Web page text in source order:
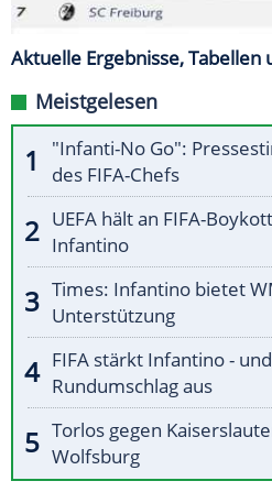
Aktuelle Ergebnisse, Tabellen
Meistgelesen
"Infanti-No Go":
des FIFA-Chefs
UEFA hält an FIFA-
Infantino
Times: Infantino bietet
Unterstützung
FIFA stärkt Infantino -
Rundumschlag aus
Torlos gegen
Wolfsburg